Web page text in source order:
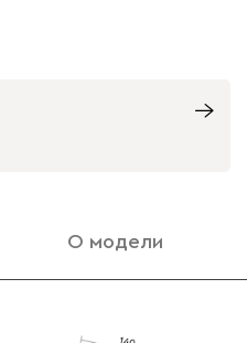
О модели